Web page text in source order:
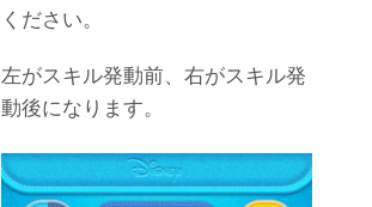
ください。
左がスキル発動前、右がスキル発
動後になります。